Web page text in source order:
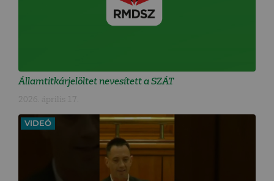
Államtitkárjelöltet nevesített a SZÁT
2026. április 17.
VIDEÓ